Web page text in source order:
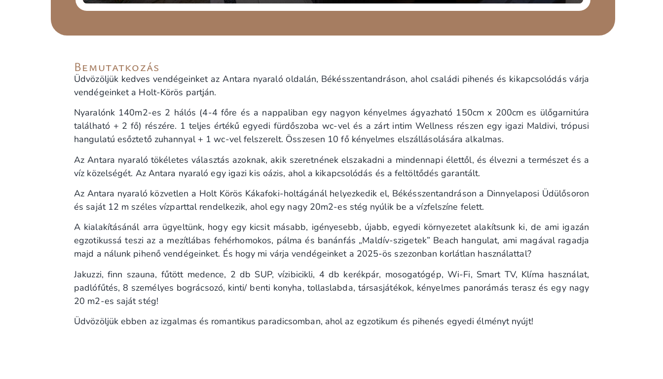
Bemutatkozás
Üdvözöljük kedves vendégeinket az Antara nyaraló oldalán, Békésszentandráson, ahol családi pihenés és kikapcsolódás várja
vendégeinket a Holt-Körös partján.
Nyaralónk 140m2-es 2 hálós (4-4 főre és a nappaliban egy nagyon kényelmes ágyazható 150cm x 200cm es ülőgarnitúra
található + 2 fő) részére. 1 teljes értékű egyedi fürdőszoba wc-vel és a zárt intim Wellness részen egy igazi Maldivi, trópusi
hangulatú esőztető zuhannyal + 1 wc-vel felszerelt. Összesen 10 fő kényelmes elszállásolására alkalmas.
Az Antara nyaraló tökéletes választás azoknak, akik szeretnének elszakadni a mindennapi élettől, és élvezni a természet és a
víz közelségét. Az Antara nyaraló egy igazi kis oázis, ahol a kikapcsolódás és a feltöltődés garantált.
Az Antara nyaraló közvetlen a Holt Körös Kákafoki-holtágánál helyezkedik el, Békésszentandráson a Dinnyelaposi Üdülősoron
és saját 12 m széles vízparttal rendelkezik, ahol egy nagy 20m2-es stég nyúlik be a vízfelszíne felett.
A kialakításánál arra ügyeltünk, hogy egy kicsit másabb, igényesebb, újabb, egyedi környezetet alakítsunk ki, de ami igazán
egzotikussá teszi az a mezítlábas fehérhomokos, pálma és banánfás „Maldív-szigetek” Beach hangulat, ami magával ragadja
majd a nálunk pihenő vendégeinket. És hogy mi várja vendégeinket a 2025-ös szezonban korlátlan használattal?
Jakuzzi, finn szauna, fűtött medence, 2 db SUP, vízibicikli, 4 db kerékpár, mosogatógép, Wi-Fi, Smart TV, Klíma használat,
padlófűtés, 8 személyes bográcsozó, kinti/ benti konyha, tollaslabda, társasjátékok, kényelmes panorámás terasz és egy nagy
20 m2-es saját stég!
Üdvözöljük ebben az izgalmas és romantikus paradicsomban, ahol az egzotikum és pihenés egyedi élményt nyújt!